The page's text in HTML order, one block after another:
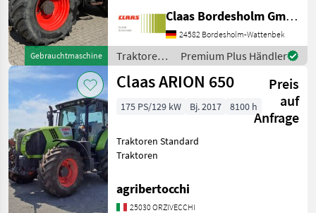
Gebrauchtmaschine
540/540E/1000/1000E -175
PS Nennleistung, 184 PS
max. Leistung -CLAAS
Frontkraftheber 4, 0 t -
Außenbetätig
Claas Bordesholm GmbH
24582 Bordesholm-Wattenbek
Traktoren /
Claas
Premium Plus Händler
Claas ARION 650
Preis
auf
Anfrage
175 PS/129 kW Bj. 2017 8100 h
Traktoren Standard
Traktoren
agribertocchi
25030 ORZIVECCHI